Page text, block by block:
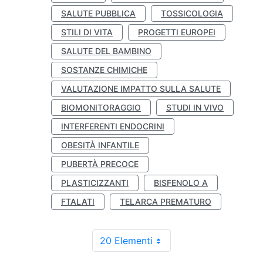
SALUTE PUBBLICA
TOSSICOLOGIA
STILI DI VITA
PROGETTI EUROPEI
SALUTE DEL BAMBINO
SOSTANZE CHIMICHE
VALUTAZIONE IMPATTO SULLA SALUTE
BIOMONITORAGGIO
STUDI IN VIVO
INTERFERENTI ENDOCRINI
OBESITÀ INFANTILE
PUBERTÀ PRECOCE
PLASTICIZZANTI
BISFENOLO A
FTALATI
TELARCA PREMATURO
20 Elementi